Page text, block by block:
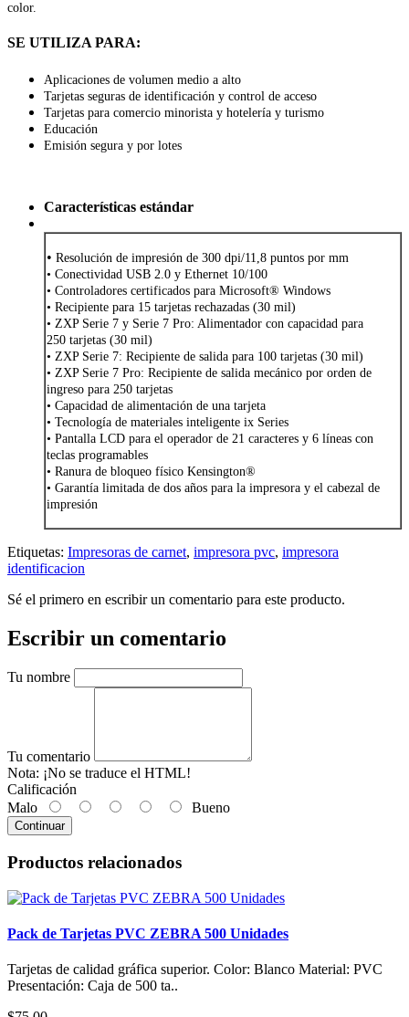
color.
SE UTILIZA PARA:
Aplicaciones de volumen medio a alto
Tarjetas seguras de identificación y control de acceso
Tarjetas para comercio minorista y hotelería y turismo
Educación
Emisión segura y por lotes
Características estándar
• Resolución de impresión de 300 dpi/11,8 puntos por mm
• Conectividad USB 2.0 y Ethernet 10/100
• Controladores certificados para Microsoft® Windows
• Recipiente para 15 tarjetas rechazadas (30 mil)
• ZXP Serie 7 y Serie 7 Pro: Alimentador con capacidad para
250 tarjetas (30 mil)
• ZXP Serie 7: Recipiente de salida para 100 tarjetas (30 mil)
• ZXP Serie 7 Pro: Recipiente de salida mecánico por orden de
ingreso para 250 tarjetas
• Capacidad de alimentación de una tarjeta
• Tecnología de materiales inteligente ix Series
• Pantalla LCD para el operador de 21 caracteres y 6 líneas con
teclas programables
• Ranura de bloqueo físico Kensington®
• Garantía limitada de dos años para la impresora y el cabezal de
impresión
Etiquetas: Impresoras de carnet, impresora pvc, impresora
identificacion
Sé el primero en escribir un comentario para este producto.
Escribir un comentario
Tu nombre
Tu comentario
Nota: ¡No se traduce el HTML!
Calificación
Malo
Bueno
Continuar
Productos relacionados
Pack de Tarjetas PVC ZEBRA 500 Unidades
Tarjetas de calidad gráfica superior. Color: Blanco Material: PVC
Presentación: Caja de 500 ta..